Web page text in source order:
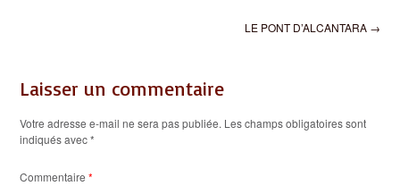
LE PONT D’ALCANTARA →
Laisser un commentaire
Votre adresse e-mail ne sera pas publiée. Les champs obligatoires sont
indiqués avec*
Commentaire *